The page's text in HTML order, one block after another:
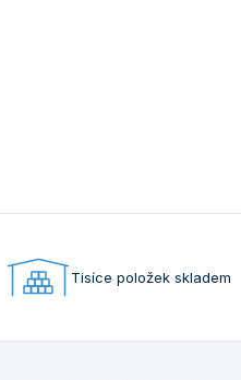
Tisíce položek skladem